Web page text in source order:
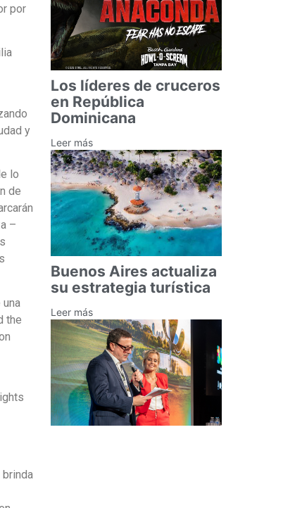
por
y
lo
de
–
the
brinda
Los líderes de cruceros
en República
Dominicana
Leer más
Buenos Aires actualiza
su estrategia turística
Leer más